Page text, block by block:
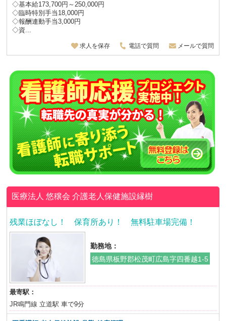
◇基本給173,700円～250,000円
◇臨時特別手当18,000円
◇報酬連動手当3,000円
◇資...
求人を保存 電話で質問 メールで質問
医療法人 悠穣会介護老人保健施設縁樹
残業ほぼなし！ 保育所あり！ 無料駐車場完備！
勤務地：
徳島県板野郡松茂町広島字四番越1-5
最寄駅：
JR鳴門線 立道駅 車で9分